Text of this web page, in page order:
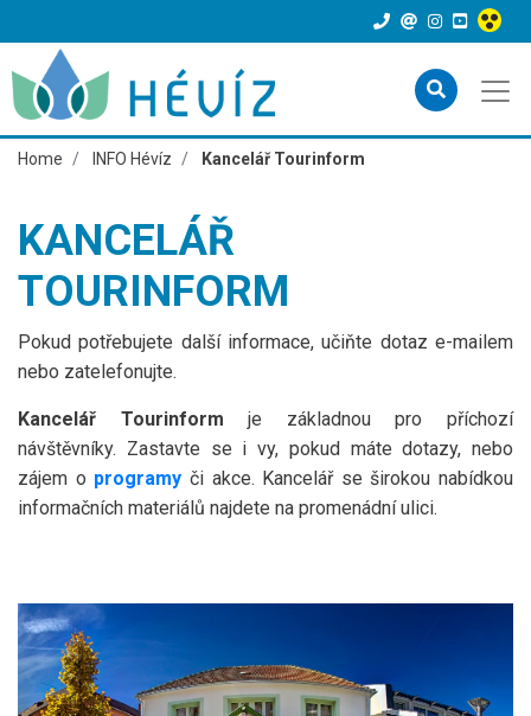
Home INFO Hévíz Kancelář Tourinform
KANCELÁŘ
TOURINFORM
Pokud potřebujete další informace, učiňte dotaz e-mailem
nebo zatelefonujte.
Kancelář Tourinform je základnou pro příchozí
návštěvníky. Zastavte se i vy, pokud máte dotazy, nebo
zájem o programy či akce. Kancelář se širokou nabídkou
informačních materiálů najdete na promenádní ulici.